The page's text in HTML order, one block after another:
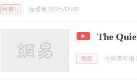
网易号 懂球帝 2025-12-02
The
视频 中国青年报